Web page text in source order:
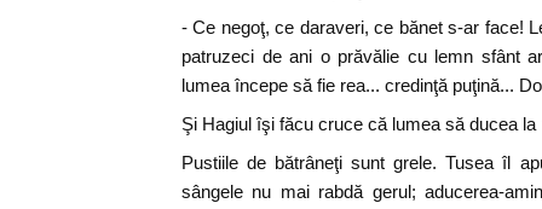
- Ce negoţ, ce daraveri, ce bănet s-ar face!
patruzeci de ani o prăvălie cu lemn sfânt
lumea începe să fie rea... credinţă puţină...
Şi Hagiul îşi făcu cruce că lumea să ducea la
Pustiile de bătrâneţi sunt grele. Tusea îl
sângele nu mai rabdă gerul; aducerea-